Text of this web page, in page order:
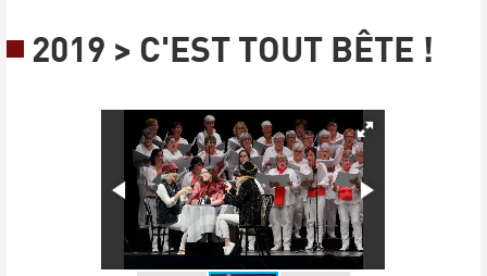
2019 > C'EST TOUT BÊTE !